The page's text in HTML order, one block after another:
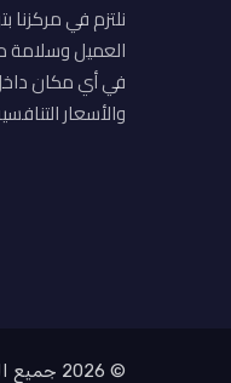
نلتزم في مركزنا
العميل وسلامة
في أي مكان داخل
والأسعار
© 2026 جميع الحقوق محفوظة